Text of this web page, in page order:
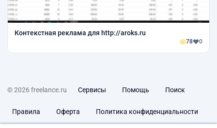
Контекстная реклама для http://aroks.ru
78 0
© 2026 freelance.ru Сервисы Помощь Поиск
Правила Оферта Политика конфиденциальности